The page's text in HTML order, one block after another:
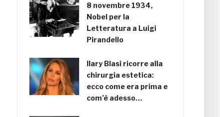
8 novembre 1934,
Nobel per la
Letteratura a Luigi
Pirandello
Ilary Blasi ricorre alla
chirurgia estetica:
ecco come era prima e
com’è adesso…